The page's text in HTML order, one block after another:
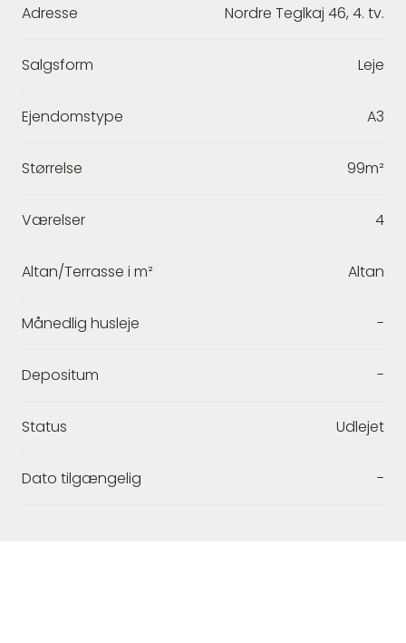
Adresse Nordre Teglkaj 46, 4. tv.
Salgsform Leje
Ejendomstype A3
Størrelse 99m²
Værelser 4
Altan/Terrasse i m² Altan
Månedlig husleje -
Depositum -
Status Udlejet
Dato tilgængelig -